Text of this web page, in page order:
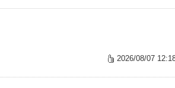
2026/08/07